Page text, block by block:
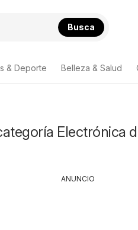
Busca
& Deporte Belleza & Salud
Electrónica
ANUNCIO